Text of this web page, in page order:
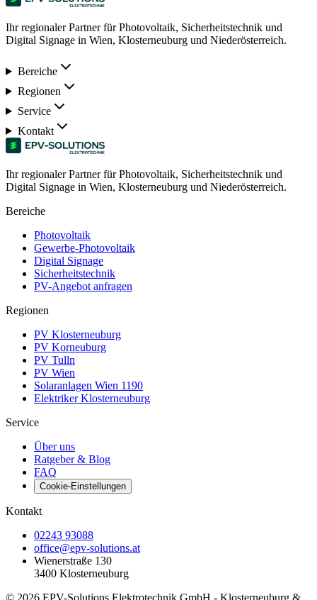
Ihr regionaler Partner für Photovoltaik, Sicherheitstechnik und
Digital Signage in Wien, Klosterneuburg und Niederösterreich.
Bereiche
Regionen
Service
Kontakt
Ihr regionaler Partner für Photovoltaik, Sicherheitstechnik und
Digital Signage in Wien, Klosterneuburg und Niederösterreich.
Bereiche
Photovoltaik
Gewerbe-Photovoltaik
Digital Signage
Sicherheitstechnik
PV-Angebot anfragen
Regionen
PV Klosterneuburg
PV Korneuburg
PV Tulln
PV Wien
Solaranlagen Wien 1190
Elektriker Klosterneuburg
Service
Über uns
Ratgeber & Blog
FAQ
Cookie-Einstellungen
Kontakt
02243 93088
office@epv-solutions.at
Wienerstraße 130
3400 Klosterneuburg
© 2026 EPV-Solutions Elektrotechnik GmbH - Klosterneuburg &